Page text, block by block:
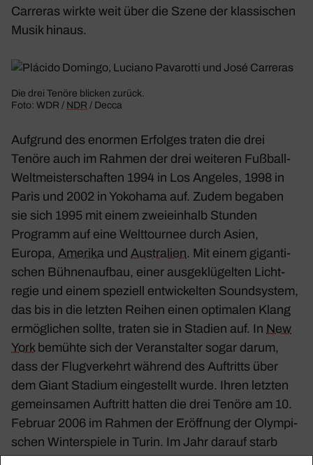
Carreras wirkte weit über die Szene der klas­si­schen
Musik hinaus.
Die drei Tenöre blicken zurück.
Foto: WDR / NDR / Decca
Aufgrund des enormen Erfolges traten die drei
Tenöre auch im Rahmen der drei weiteren Fußball-
Welt­meis­ter­schaften 1994 in Los Angeles, 1998 in
Paris und 2002 in Yoko­hama auf. Zudem begaben
sie sich 1995 mit einem zwei­ein­halb Stunden
Programm auf eine Welt­tournee durch Asien,
Europa, Amerika und Austra­lien. Mit einem gigan­ti­
schen Bühnen­aufbau, einer ausge­klü­gelten Licht­
regie und einem speziell entwi­ckelten Sound­system,
das bis in die letzten Reihen einen opti­malen Klang
ermög­li­chen sollte, traten sie in Stadien auf. In New
York bemühte sich der Veran­stalter sogar darum,
dass der Flug­ver­kehrt während des Auftritts über
dem Giant Stadium einge­stellt wurde. Ihren letzten
gemein­samen Auftritt hatten die drei Tenöre am 10.
Februar 2006 im Rahmen der Eröff­nung der Olym­pi­
schen Winter­spiele in Turin. Im Jahr darauf starb
Luciano Pava­rotti.